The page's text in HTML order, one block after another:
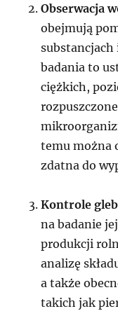
Obserwacja
obejmują
badania to
ciężkich,
temu można
zdatna do
Kontrole
na badanie
produkcji
analizę
a także
takich jak